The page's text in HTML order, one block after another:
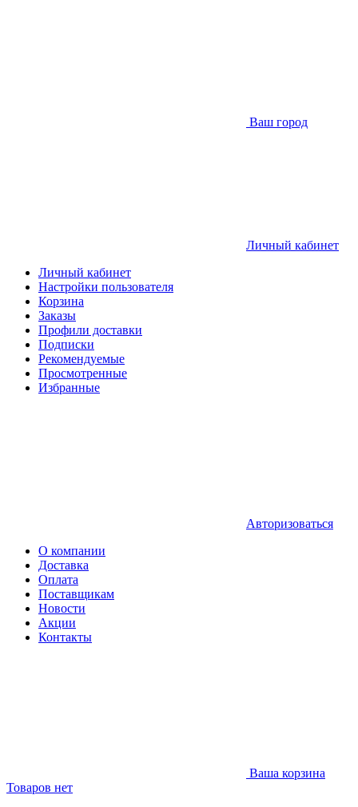
Ваш город
Личный кабинет
Личный кабинет
Настройки пользователя
Корзина
Заказы
Профили доставки
Подписки
Рекомендуемые
Просмотренные
Избранные
Авторизоваться
О компании
Доставка
Оплата
Поставщикам
Новости
Акции
Контакты
Ваша корзина
Товаров нет